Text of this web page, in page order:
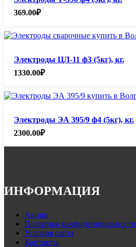
369.00₽
Электроды ЦЛ-11 ф3 (5кг), кг.
1330.00₽
Электроды ЭА 395/9 ф4 (5кг), кг.
2300.00₽
ИНФОРМАЦИЯ
Акции
Политика конфиденциальности
Условия сайта
Контакты